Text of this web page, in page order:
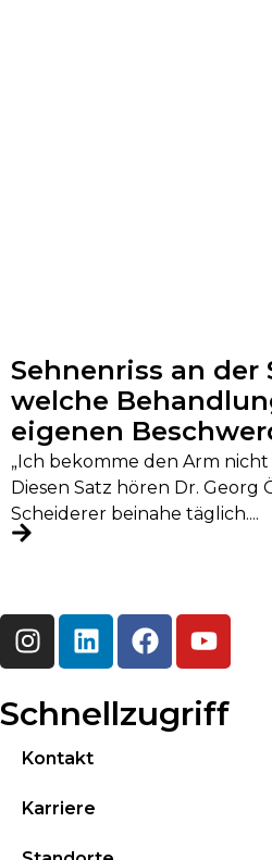
Sehnenriss an der
welche
eigenen
„Ich bekomme den Arm
Diesen Satz hören Dr. Georg
Scheiderer beinahe täglich....
Schnellzugriff
Kontakt
Karriere